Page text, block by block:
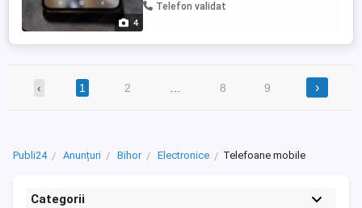
4
Telefon validat
‹ 1 2 8 9 ›
Publi24 Anunțuri Bihor Electronice Telefoane mobile
Categorii